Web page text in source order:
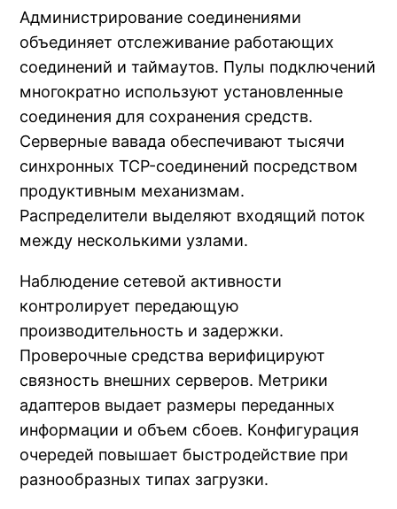
Администрирование соединениями
объединяет отслеживание работающих
соединений и таймаутов. Пулы подключений
многократно используют установленные
соединения для сохранения средств.
Серверные вавада обеспечивают тысячи
синхронных TCP-соединений посредством
продуктивным механизмам.
Распределители выделяют входящий поток
между несколькими узлами.
Наблюдение сетевой активности
контролирует передающую
производительность и задержки.
Проверочные средства верифицируют
связность внешних серверов. Метрики
адаптеров выдает размеры переданных
информации и объем сбоев. Конфигурация
очередей повышает быстродействие при
разнообразных типах загрузки.